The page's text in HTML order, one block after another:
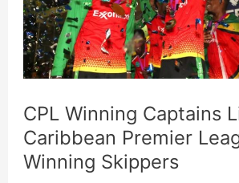
CPL Winning Captains
Caribbean Premier
Winning Skippers